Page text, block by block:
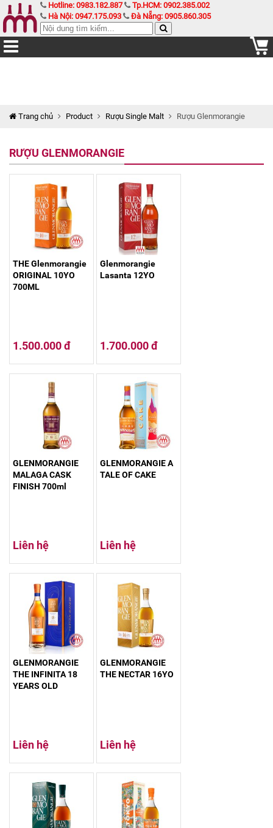
Hotline: 0983.182.887
Tp.HCM: 0902.385.002
Hà Nội: 0947.175.093
Đà Nẵng: 0905.860.305
Trang chủ Product Rượu Single Malt Rượu Glenmorangie
RƯỢU GLENMORANGIE
THE Glenmorangie
ORIGINAL 10YO
700ML
1.500.000 đ
Glenmorangie
Lasanta 12YO
1.700.000 đ
GLENMORANGIE
MALAGA CASK
FINISH 700ml
Liên hệ
GLENMORANGIE A
TALE OF CAKE
Liên hệ
GLENMORANGIE
THE INFINITA 18
YEARS OLD
Liên hệ
GLENMORANGIE
THE NECTAR 16YO
Liên hệ